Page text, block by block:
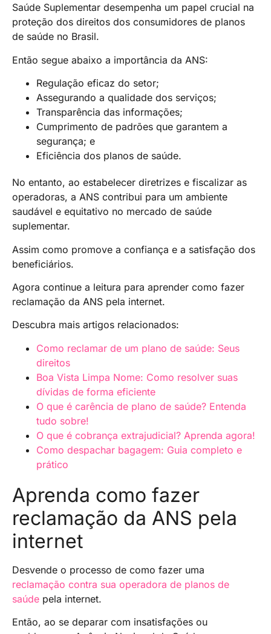
Saúde Suplementar desempenha um papel crucial na
proteção dos direitos dos consumidores de planos
de saúde no Brasil.
Então segue abaixo a importância da ANS:
Regulação eficaz do setor;
Assegurando a qualidade dos serviços;
Transparência das informações;
Cumprimento de padrões que garantem a
segurança; e
Eficiência dos planos de saúde.
No entanto, ao estabelecer diretrizes e fiscalizar as
operadoras, a ANS contribui para um ambiente
saudável e equitativo no mercado de saúde
suplementar.
Assim como promove a confiança e a satisfação dos
beneficiários.
Agora continue a leitura para aprender como fazer
reclamação da ANS pela internet.
Descubra mais artigos relacionados:
Como reclamar de um plano de saúde: Seus
direitos
Boa Vista Limpa Nome: Como resolver suas
dívidas de forma eficiente
O que é carência de plano de saúde? Entenda
tudo sobre!
O que é cobrança extrajudicial? Aprenda agora!
Como despachar bagagem: Guia completo e
prático
Aprenda como fazer
reclamação da ANS pela
internet
Desvende o processo de como fazer uma
reclamação contra sua operadora de planos de
saúde pela internet.
Então, ao se deparar com insatisfações ou